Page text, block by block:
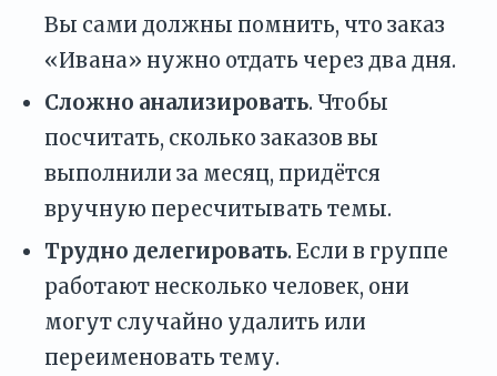
Вы сами должны помнить, что заказ
«Ивана» нужно отдать через два дня.
Сложно анализировать. Чтобы
посчитать, сколько заказов вы
выполнили за месяц, придётся
вручную пересчитывать темы.
Трудно делегировать. Если в группе
работают несколько человек, они
могут случайно удалить или
переименовать тему.